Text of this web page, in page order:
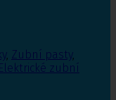
, Zubní pasty,
Elektrické zubní